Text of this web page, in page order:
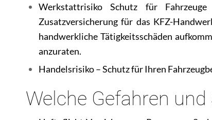
Werkstattrisiko Schutz für
Zusatzversicherung für das KFZ-
handwerkliche Tätigkeitsschäden
anzuraten.
Handelsrisiko – Schutz für Ihren
Welche Gefahren